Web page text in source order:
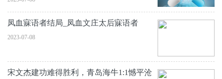
凤血寐语者结局_凤血文庄太后寐语者
2023-07-08
宋文杰建功难得胜利，青岛海牛1:1憾平沧